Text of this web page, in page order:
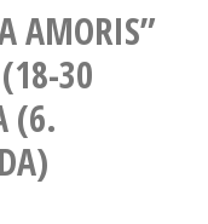
AMORIS”
(18-30
(6.